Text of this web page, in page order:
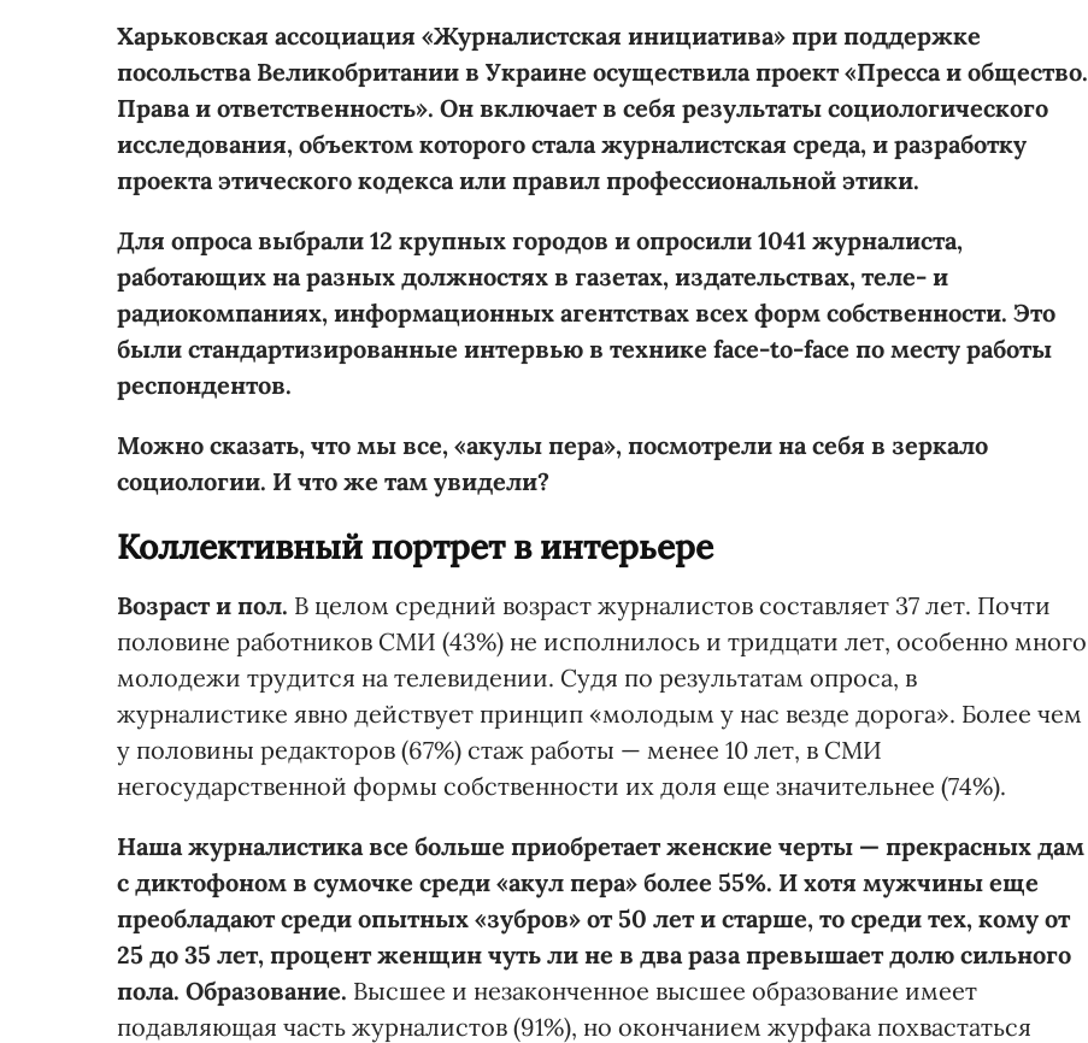
Харьковская ассоциация «Журналистская инициатива» при поддержке
посольства Великобритании в Украине осуществила проект «Пресса и общество.
Права и ответственность». Он включает в себя результаты социологического
исследования, объектом которого стала журналистская среда, и разработку
проекта этического кодекса или правил профессиональной этики.
Для опроса выбрали 12 крупных городов и опросили 1041 журналиста,
работающих на разных должностях в газетах, издательствах, теле- и
радиокомпаниях, информационных агентствах всех форм собственности. Это
были стандартизированные интервью в технике face-to-face по месту работы
респондентов.
Можно сказать, что мы все, «акулы пера», посмотрели на себя в зеркало
социологии. И что же там увидели?
Коллективный портрет в интерьере
Возраст и пол. В целом средний возраст журналистов составляет 37 лет. Почти
половине работников СМИ (43%) не исполнилось и тридцати лет, особенно много
молодежи трудится на телевидении. Судя по результатам опроса, в
журналистике явно действует принцип «молодым у нас везде дорога». Более чем
у половины редакторов (67%) стаж работы — менее 10 лет, в СМИ
негосударственной формы собственности их доля еще значительнее (74%).
Наша журналистика все больше приобретает женские черты — прекрасных дам
с диктофоном в сумочке среди «акул пера» более 55%. И хотя мужчины еще
преобладают среди опытных «зубров» от 50 лет и старше, то среди тех, кому от
25 до 35 лет, процент женщин чуть ли не в два раза превышает долю сильного
пола. Образование. Высшее и незаконченное высшее образование имеет
подавляющая часть журналистов (91%), но окончанием журфака похвастаться